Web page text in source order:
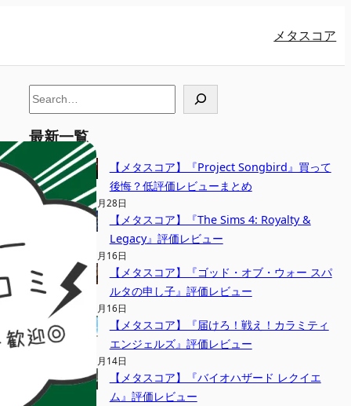
メタスコア
S
e
a
c
最新一覧
【メタスコア】『Project Songbird』買って
後悔？低評価レビューまとめ
2026年3月28日
【メタスコア】『The Sims 4: Royalty &
Legacy』評価レビュー
2026年3月16日
【メタスコア】『ゴッド・オブ・ウォー スパ
ルタの申し子』評価レビュー
2026年3月16日
【メタスコア】『届けろ！戦え！カラミティ
エンジェルズ』評価レビュー
2026年3月14日
【メタスコア】『バイオハザード レクイエ
ム』評価レビュー